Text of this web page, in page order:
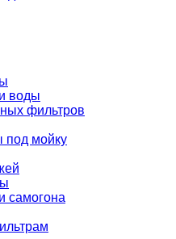
воды
фильтров
под мойку
самогона